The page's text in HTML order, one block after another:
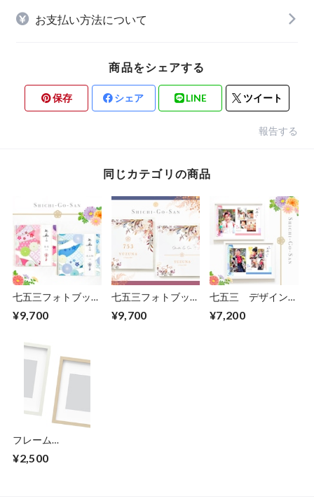
お支払い方法について
商品をシェアする
保存 シェア LINE ツイート
報告する
同じカテゴリの商品
七五三フォトブッ
¥9,700
七五三フォトブッ
¥9,700
七五三 デザインフ
¥7,200
フレーム
¥2,500